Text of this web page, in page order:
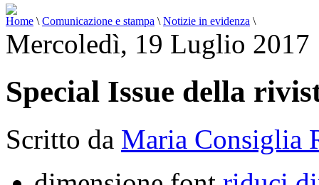
Home \ Comunicazione e stampa \ Notizie in evidenza \
Mercoledì, 19 Luglio 2017
Special Issue della
Scritto da Maria Consiglia